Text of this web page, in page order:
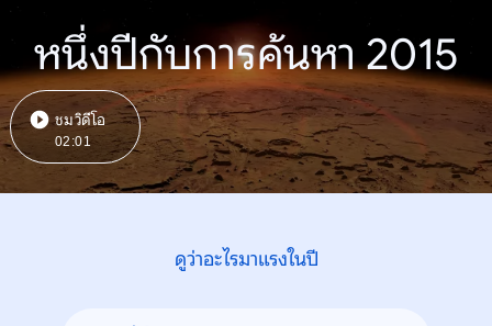
หนึ่งปีกับการค้นหา 2015
ชมวิดีโอ
02:01
ดูว่าอะไรมาแรงในปี